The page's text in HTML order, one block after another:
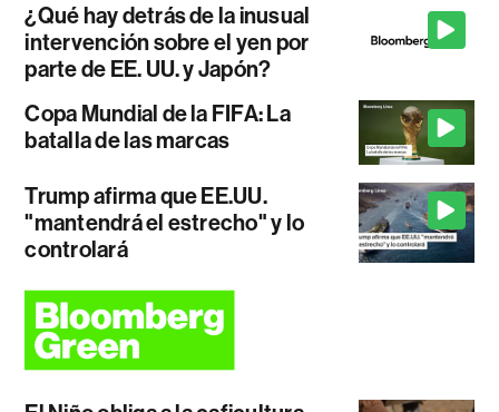
¿Qué hay detrás de la inusual
intervención sobre el yen por
parte de EE. UU. y Japón?
Copa Mundial de la FIFA: La
batalla de las marcas
Trump afirma que EE.UU.
"mantendrá el estrecho" y lo
controlará